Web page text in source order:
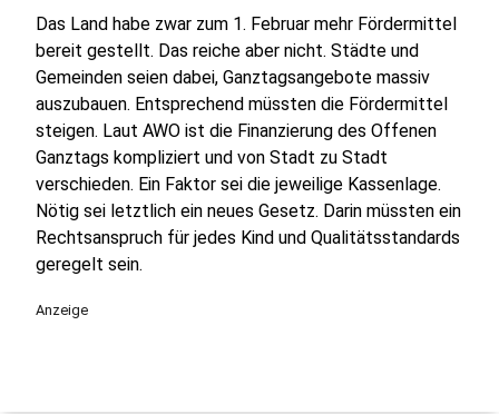
Das Land habe zwar zum 1. Februar mehr Fördermittel
bereit gestellt. Das reiche aber nicht. Städte und
Gemeinden seien dabei, Ganztagsangebote massiv
auszubauen. Entsprechend müssten die Fördermittel
steigen. Laut AWO ist die Finanzierung des Offenen
Ganztags kompliziert und von Stadt zu Stadt
verschieden. Ein Faktor sei die jeweilige Kassenlage.
Nötig sei letztlich ein neues Gesetz. Darin müssten ein
Rechtsanspruch für jedes Kind und Qualitätsstandards
geregelt sein.
Anzeige